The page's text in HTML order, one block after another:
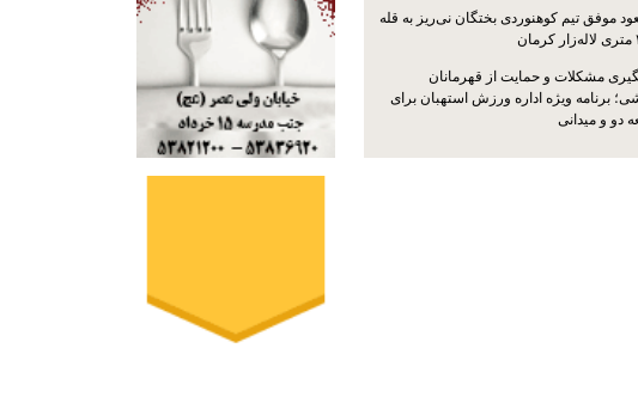
موفق تیم کوهنوردی بختگان نی‌ریز به قله
مشکلات و حمایت از قهرمانان
برنامه ویژه اداره ورزش استهبان برای
دو و میدانی